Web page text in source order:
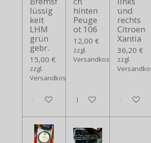
lüssig
keit
LHM
grün
gebr.
15,00 €
zzgl.
Versandkosten
In den Warenkorb
hinten
Peuge
ot 106
12,00 €
zzgl.
Versandkosten
In den Warenkorb
und
rechts
Citroen
Xantia
36,20 €
zzgl.
In den